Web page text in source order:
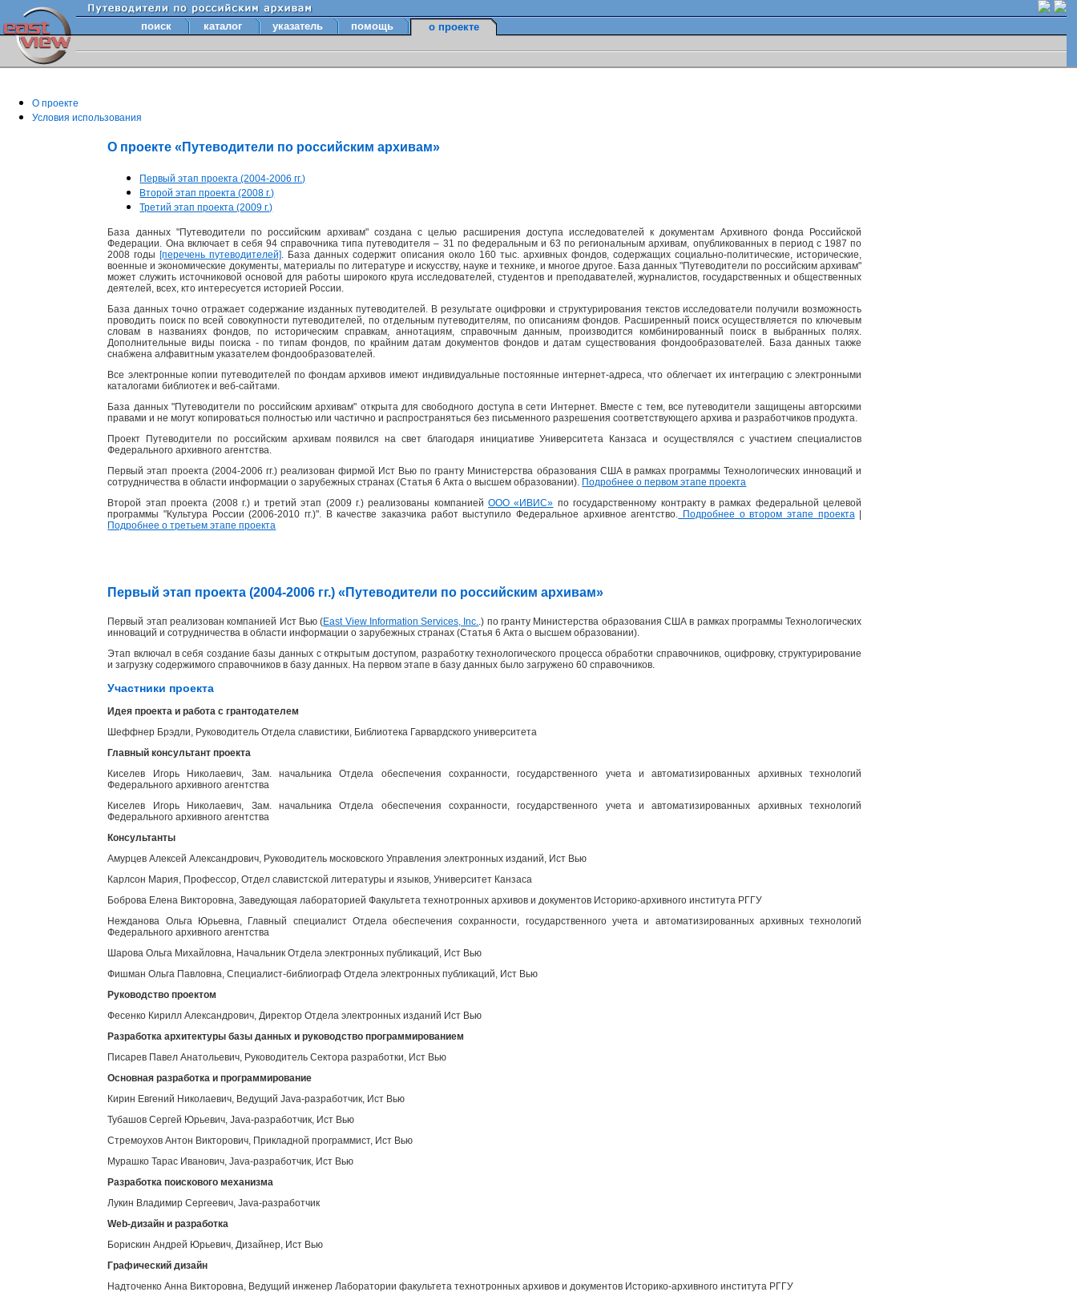
поиск каталог указатель помощь о проекте
О проекте
Условия использования
О проекте «Путеводители по российским архивам»
Первый этап проекта (2004-2006 гг.)
Второй этап проекта (2008 г.)
Третий этап проекта (2009 г.)
База данных "Путеводители по российским архивам" создана с целью расширения доступа исследователей к документам Архивного фонда Российской
Федерации. Она включает в себя 94 справочника типа путеводителя – 31 по федеральным и 63 по региональным архивам, опубликованных в период с 1987 по
2008 годы [перечень путеводителей]. База данных содержит описания около 160 тыс. архивных фондов, содержащих социально-политические, исторические,
военные и экономические документы, материалы по литературе и искусству, науке и технике, и многое другое. База данных "Путеводители по российским архивам"
может служить источниковой основой для работы широкого круга исследователей, студентов и преподавателей, журналистов, государственных и общественных
деятелей, всех, кто интересуется историей России.
База данных точно отражает содержание изданных путеводителей. В результате оцифровки и структурирования текстов исследователи получили возможность
проводить поиск по всей совокупности путеводителей, по отдельным путеводителям, по описаниям фондов. Расширенный поиск осуществляется по ключевым
словам в названиях фондов, по историческим справкам, аннотациям, справочным данным, производится комбинированный поиск в выбранных полях.
Дополнительные виды поиска - по типам фондов, по крайним датам документов фондов и датам существования фондообразователей. База данных также
снабжена алфавитным указателем фондообразователей.
Все электронные копии путеводителей по фондам архивов имеют индивидуальные постоянные интернет-адреса, что облегчает их интеграцию с электронными
каталогами библиотек и веб-сайтами.
База данных "Путеводители по российским архивам" открыта для свободного доступа в сети Интернет. Вместе с тем, все путеводители защищены авторскими
правами и не могут копироваться полностью или частично и распространяться без письменного разрешения соответствующего архива и разработчиков продукта.
Проект Путеводители по российским архивам появился на свет благодаря инициативе Университета Канзаса и осуществлялся с участием специалистов
Федерального архивного агентства.
Первый этап проекта (2004-2006 гг.) реализован фирмой Ист Вью по гранту Министерства образования США в рамках программы Технологических инноваций и
сотрудничества в области информации о зарубежных странах (Статья 6 Акта о высшем образовании). Подробнее о первом этапе проекта
Второй этап проекта (2008 г.) и третий этап (2009 г.) реализованы компаниейООО «ИВИС» по государственному контракту в рамках федеральной целевой
программы "Культура России (2006-2010 гг.)". В качестве заказчика работ выступило Федеральное архивное агентство. Подробнее о втором этапе проекта|
Подробнее о третьем этапе проекта
Первый этап проекта (2004-2006 гг.) «Путеводители по российским архивам»
Первый этап реализован компанией Ист Вью (East View Information Services, Inc. .) по гранту Министерства образования США в рамках программы Технологических
инноваций и сотрудничества в области информации о зарубежных странах (Статья 6 Акта о высшем образовании).
Этап включал в себя создание базы данных с открытым доступом, разработку технологического процесса обработки справочников, оцифровку, структурирование
и загрузку содержимого справочников в базу данных. На первом этапе в базу данных было загружено 60 справочников.
Участники проекта
Идея проекта и работа с грантодателем
Шеффнер Брэдли, Руководитель Отдела славистики, Библиотека Гарвардского университета
Главный консультант проекта
Киселев Игорь Николаевич, Зам. начальника Отдела обеспечения сохранности, государственного учета и автоматизированных архивных технологий
Федерального архивного агентства
Киселев Игорь Николаевич, Зам. начальника Отдела обеспечения сохранности, государственного учета и автоматизированных архивных технологий
Федерального архивного агентства
Консультанты
Амурцев Алексей Александрович, Руководитель московского Управления электронных изданий, Ист Вью
Карлсон Мария, Профессор, Отдел славистской литературы и языков, Университет Канзаса
Боброва Елена Викторовна, Заведующая лабораторией Факультета технотронных архивов и документов Историко-архивного института РГГУ
Нежданова Ольга Юрьевна, Главный специалист Отдела обеспечения сохранности, государственного учета и автоматизированных архивных технологий
Федерального архивного агентства
Шарова Ольга Михайловна, Начальник Отдела электронных публикаций, Ист Вью
Фишман Ольга Павловна, Специалист-библиограф Отдела электронных публикаций, Ист Вью
Руководство проектом
Фесенко Кирилл Александрович, Директор Отдела электронных изданий Ист Вью
Разработка архитектуры базы данных и руководство программированием
Писарев Павел Анатольевич, Руководитель Сектора разработки, Ист Вью
Основная разработка и программирование
Кирин Евгений Николаевич, Ведущий Java-разработчик, Ист Вью
Тубашов Сергей Юрьевич, Java-разработчик, Ист Вью
Стремоухов Антон Викторович, Прикладной программист, Ист Вью
Мурашко Тарас Иванович, Java-разработчик, Ист Вью
Разработка поискового механизма
Лукин Владимир Сергеевич, Java-разработчик
Web-дизайн и разработка
Борискин Андрей Юрьевич, Дизайнер, Ист Вью
Графический дизайн
Надточенко Анна Викторовна, Ведущий инженер Лаборатории факультета технотронных архивов и документов Историко-архивного института РГГУ